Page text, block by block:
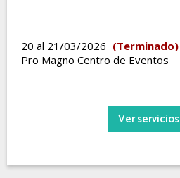
20 al 21/03/2026 (Terminado)
Pro Magno Centro de Eventos
Ver servicios